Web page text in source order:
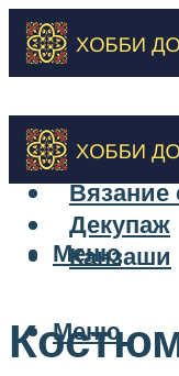
Вязание
Декупаж
Канзаши
Меню
Меню